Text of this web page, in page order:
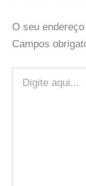
O seu
Campos
aqui...